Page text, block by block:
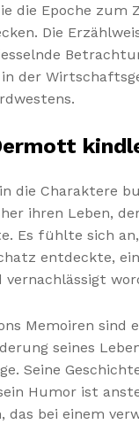
die Epoche zum
Die
der
die Charaktere
ihren Leben,
Es fühlte sich
entdeckte,
vernachlässigt
Memoiren sind
seines
Seine
Humor ist
das bei einem